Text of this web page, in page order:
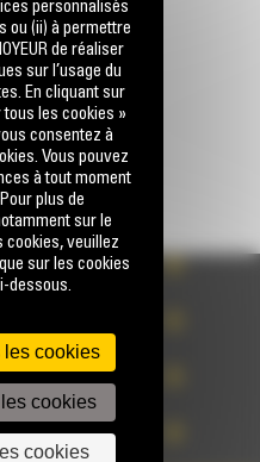
personnalisés
ou (ii) à permettre
de réaliser
sur l’usage du
En cliquant sur
tous les cookies »
consentez à
Vous pouvez
à tout moment
plus de
sur le
cookies, veuillez
sur les cookies
dessous.
les cookies
cookies
cookies